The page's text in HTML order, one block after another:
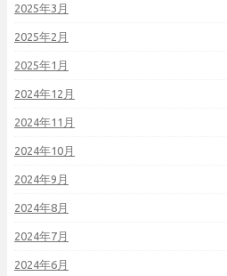
2025年3月
2025年2月
2025年1月
2024年12月
2024年11月
2024年10月
2024年9月
2024年8月
2024年7月
2024年6月